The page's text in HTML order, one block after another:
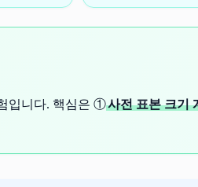
입니다. 핵심은 ①사전 표본 크기